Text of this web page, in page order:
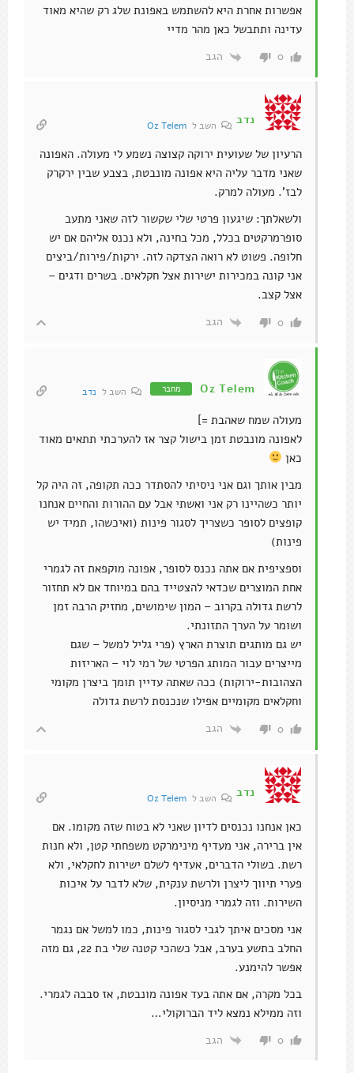
אפשרות אחרת היא להשתמש באפונת שלג רק שהיא מאוד
עדינה ותתבשל כאן מהר מדיי
0 הגב
נדב השב לOz Telem
הרעיון של שעועית ירוקה קצוצה נשמע לי מעולה. האפונה
שאני מדבר עליה היא אפונה מונבטת, בצבע שבין ירקרק
לבז'. מעולה למרק.
ולשאלתך: שיגעון פרטי שלי שקשור לזה שאני מתעב
סופרמרקטים בכלל, מכל בחינה, ולא נכנס אליהם אם יש
חלופה. פשוט לא רואה הצדקה לזה. ירקות/פירות/ביצים
אני קונה במכירות ישירות אצל חקלאים. בשרים ודגים –
אצל קצב.
0 הגב
Oz Telem מחבר השב ל נדב
מעולה שמח שאהבת =]
לאפונה מונבטת זמן בישול קצר אז להערכתי תתאים מאוד
כאן
מבין אותך וגם אני ניסיתי להסתדר ככה תקופה, זה היה קל
יותר כשהיינו רק אני ואשתי אבל עם ההורות והחיים אנחנו
קופצים לסופר כשצריך לסגור פינות (ואיכשהו, תמיד יש
פינות)
וספציפית אם אתה נכנס לסופר, אפונה מוקפאת זה לגמרי
אחת המוצרים שכדאי להצטייד בהם במיוחד אם לא תחזור
לרשת גדולה בקרוב – המון שימושים, מחזיק הרבה זמן
ושומר על הערך התזונתי.
יש גם מותגים תוצרת הארץ (פרי גליל למשל – שגם
מייצרים עבור המותג הפרטי של רמי לוי – האריזות
הצהובות-ירוקות) ככה שאתה עדיין תומך ביצרן מקומי
וחקלאים מקומיים אפילו שנכנסת לרשת גדולה
0 הגב
נדב השב לOz Telem
כאן אנחנו נכנסים לדיון שאני לא בטוח שזה מקומו. אם
אין ברירה, אני מעדיף מינימרקט משפחתי קטן, ולא חנות
רשת. בשולי הדברים, אעדיף לשלם ישירות לחקלאי, ולא
פערי תיווך ליצרן ולרשת ענקית, שלא לדבר על איכות
השירות. וזה לגמרי מניסיון.
אני מסכים איתך לגבי לסגור פינות, כמו למשל אם נגמר
החלב בתשע בערב, אבל כשהכי קטנה שלי בת 22, גם מזה
אפשר להימנע.
בכל מקרה, אם אתה בעד אפונה מונבטת, אז סבבה לגמרי.
וזה ממילא נמצא ליד הברוקולי…
0 הגב